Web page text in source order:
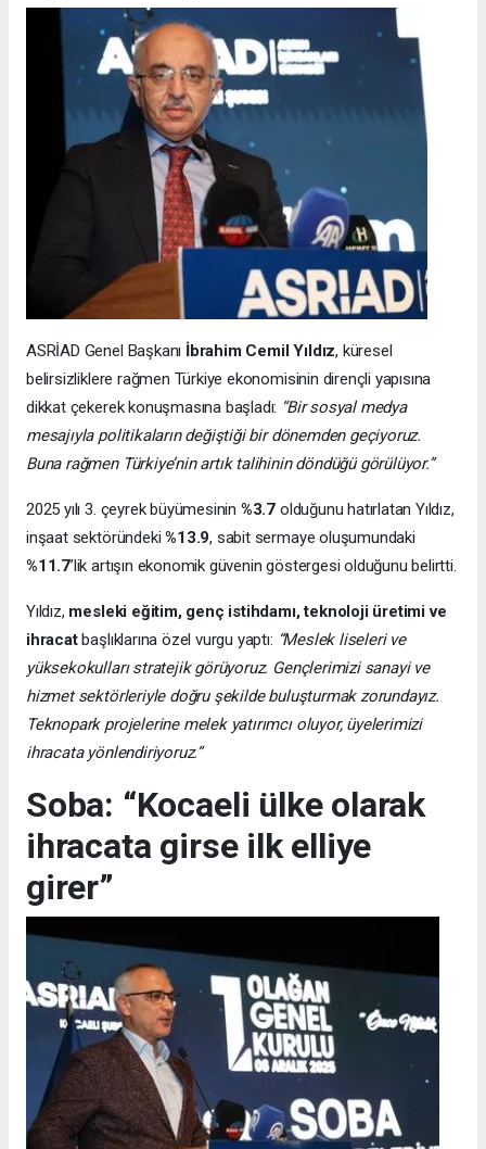
ASRİAD Genel Başkanı İbrahim Cemil Yıldız, küresel
belirsizliklere rağmen Türkiye ekonomisinin dirençli yapısına
dikkat çekerek konuşmasına başladı: “Bir sosyal medya
mesajıyla politikaların değiştiği bir dönemden geçiyoruz.
Buna rağmen Türkiye’nin artık talihinin döndüğü görülüyor.”
2025 yılı 3. çeyrek büyümesinin %3.7 olduğunu hatırlatan Yıldız,
inşaat sektöründeki%13.9, sabit sermaye oluşumundaki
%11.7’lik artışın ekonomik güvenin göstergesi olduğunu belirtti.
Yıldız, mesleki eğitim, genç istihdamı, teknoloji üretimi ve
ihracatbaşlıklarına özel vurgu yaptı: “Meslek liseleri ve
yüksekokulları stratejik görüyoruz. Gençlerimizi sanayi ve
hizmet sektörleriyle doğru şekilde buluşturmak zorundayız.
Teknopark projelerine melek yatırımcı oluyor, üyelerimizi
ihracata yönlendiriyoruz.”
Soba: “Kocaeli ülke olarak
ihracata girse ilk elliye
girer”